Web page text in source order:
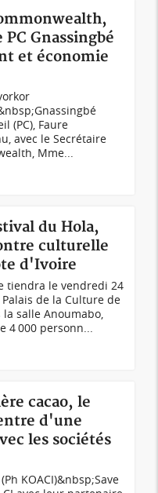
Gnassingbé
et économie
(PC), Faure
avec le Secrétaire
Mme...
du Hola,
culturelle
d'Ivoire
tiendra le vendredi 24
de la Culture de
salle Anoumabo,
4 000 personn...
cacao, le
d'une
les sociétés
KOACI)&nbsp;Save